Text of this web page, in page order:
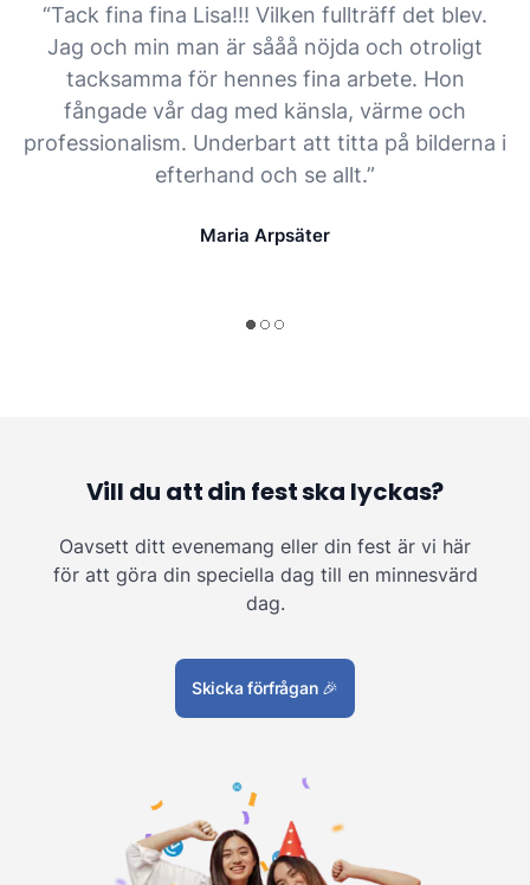
“Tack fina fina Lisa!!! Vilken fullträff det blev.
Jag och min man är sååå nöjda och otroligt
tacksamma för hennes fina arbete. Hon
fångade vår dag med känsla, värme och
professionalism. Underbart att titta på bilderna i
efterhand och se allt.”
Maria Arpsäter
Vill du att din fest ska lyckas?
Oavsett ditt evenemang eller din fest är vi här
för att göra din speciella dag till en minnesvärd
dag.
Skicka förfrågan 🎉